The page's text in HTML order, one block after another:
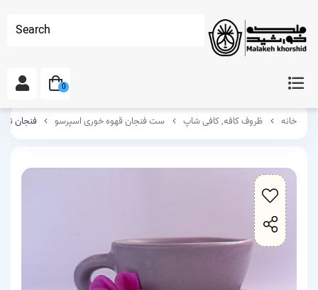
خانه ظروف کافه, کافی شاپ ست فنجان قهوه خوری اسپرسو فنجان
Search
0